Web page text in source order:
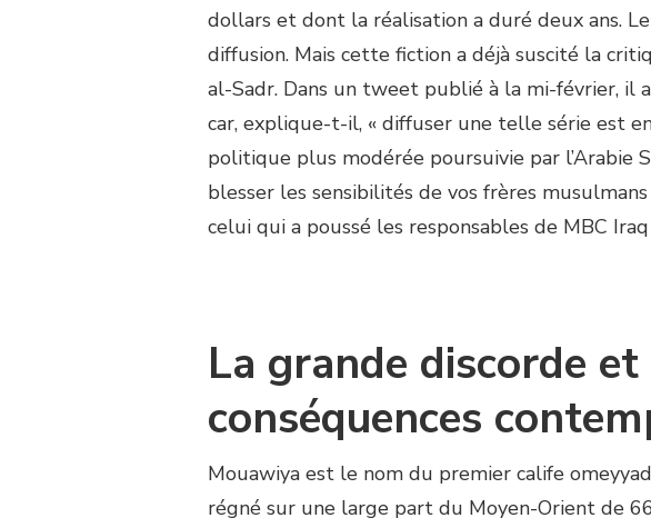
dollars et dont la réalisation a duré deux ans.
diffusion. Mais cette fiction a déjà suscité la
al-Sadr. Dans un tweet publié à la mi-février, il
car, explique-t-il, « diffuser une telle série est
politique plus modérée poursuivie par l’Arabie
blesser les sensibilités de vos frères
celui qui a poussé les responsables de MBC
La grande discorde et
conséquences
Mouawiya est le nom du premier calife
régné sur une large part du Moyen-Orient de